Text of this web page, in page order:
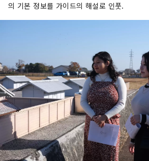
의 기본 정보를 가이드의 해설로 인풋.